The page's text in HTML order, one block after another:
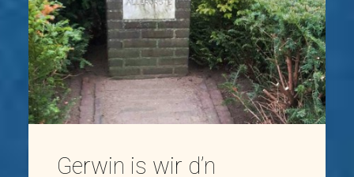
Gerwin is wir d’n